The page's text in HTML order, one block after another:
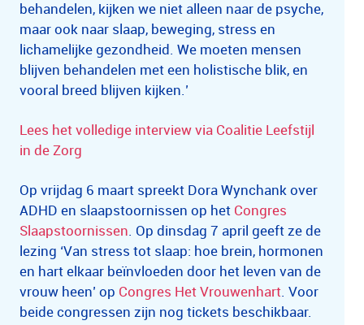
behandelen, kijken we niet alleen naar de psyche,
maar ook naar slaap, beweging, stress en
lichamelijke gezondheid. We moeten mensen
blijven behandelen met een holistische blik, en
vooral breed blijven kijken.’
Lees het volledige interview via Coalitie Leefstijl
in de Zorg
Op vrijdag 6 maart spreekt Dora Wynchank over
ADHD en slaapstoornissen op het Congres
Slaapstoornissen. Op dinsdag 7 april geeft ze de
lezing ‘Van stress tot slaap: hoe brein, hormonen
en hart elkaar beïnvloeden door het leven van de
vrouw heen’ op Congres Het Vrouwenhart. Voor
beide congressen zijn nog tickets beschikbaar.